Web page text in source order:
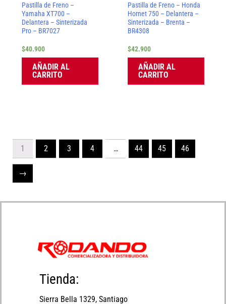
Pastilla de Freno –
Yamaha XT700 –
Delantera – Sinterizada
Pro – BR7027
$40.900
AÑADIR AL
CARRITO
Pastilla de Freno – Honda
Hornet 750 – Delantera –
Sinterizada – Brenta –
BR4308
$42.900
AÑADIR AL
CARRITO
1 2 3 4 … 44 45 46
→
Tienda:
Sierra Bella 1329, Santiago